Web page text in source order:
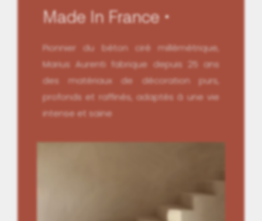
Made In France
Pionnier du béton ciré millémétrique,
Marius Aurenti fabrique depuis 25 ans
des matériaux de décoration purs,
profonds et raffinés, adaptés à une vie
intense et saine